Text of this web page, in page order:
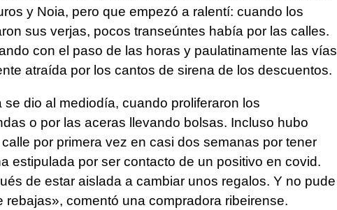
y Noia, pero que empezó a ralentí: cuando los
sus verjas, pocos transeúntes había por las calles.
con el paso de las horas y paulatinamente las vías
atraída por los cantos de sirena de los descuentos.
se dio al mediodía, cuando proliferaron los
o por las aceras llevando bolsas. Incluso hubo
por primera vez en casi dos semanas por tener
estipulada por ser contacto de un positivo en covid.
de estar aislada a cambiar unos regalos. Y no pude
rebajas», comentó una compradora ribeirense.